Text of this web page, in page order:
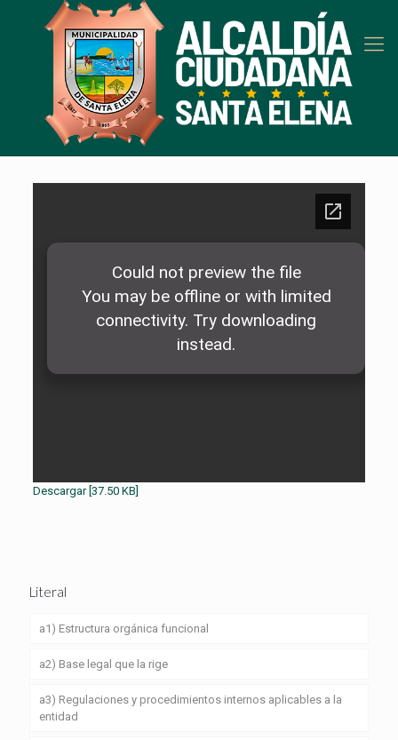
Descargar [37.50 KB]
Literal
a1) Estructura orgánica funcional
a2) Base legal que la rige
a3) Regulaciones y procedimientos internos aplicables a la
entidad